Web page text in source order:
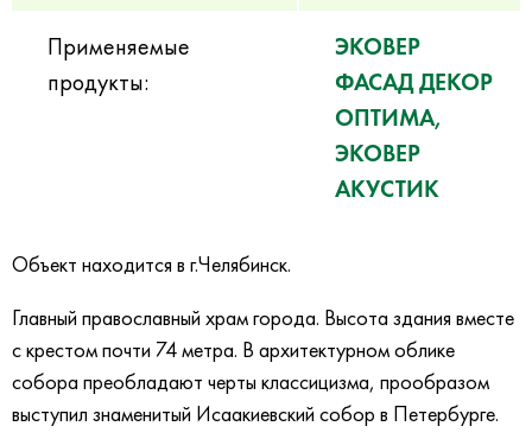
Применяемые
продукты:
ЭКОВЕР
ФАСАД ДЕКОР
ОПТИМА,
ЭКОВЕР
АКУСТИК
Объект находится в г.Челябинск.
Главный православный храм города. Высота здания вместе
с крестом почти 74 метра. В архитектурном облике
собора преобладают черты классицизма, прообразом
выступил знаменитый Исаакиевский собор в Петербурге.